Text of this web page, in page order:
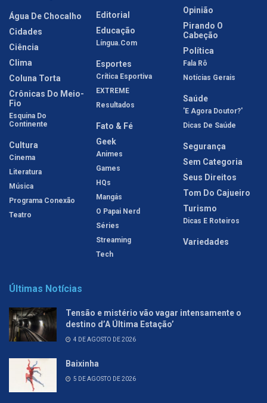
Água De Chocalho
Cidades
Ciência
Clima
Coluna Torta
Crônicas Do Meio-
Fio
Esquina Do
Continente
Cultura
Cinema
Literatura
Música
Programa Conexão
Teatro
Editorial
Educação
Língua.com
Esportes
Crítica Esportiva
EXTREME
Resultados
Fato & Fé
Geek
Animes
Games
HQs
Mangás
O Papai Nerd
Séries
Streaming
Tech
Opinião
Pirando O
Cabeção
Política
Fala Rô
Notícias Gerais
Saúde
'E Agora Doutor?'
Dicas De Saúde
Segurança
Sem Categoria
Seus Direitos
Tom Do Cajueiro
Turismo
Dicas E Roteiros
Variedades
Últimas Notícias
Tensão e mistério vão vagar intensamente o
destino d’A Última Estação’
4 DE AGOSTO DE 2026
Baixinha
5 DE AGOSTO DE 2026